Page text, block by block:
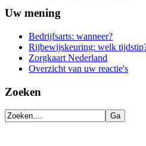
Uw mening
Bedrijfsarts: wanneer?
Rijbewijskeuring: welk
Zorgkaart Nederland
Overzicht van uw reactie's
Zoeken